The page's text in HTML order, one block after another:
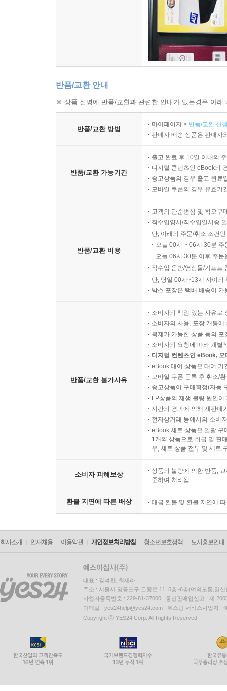
반품/교환 안내
※ 상품 설명에 반품/교환과 관련한 안내가 있는경우 아
반품/교환 방법
마이페이지 > 반품/교환 신
판매자 배송 상품은 판매자
반품/교환 가능기간
출고 완료 후 10일 이내의
디지털 콘텐츠인 eBook의
중고상품의 경우 출고 완료
모바일 쿠폰의 경우 유효기
반품/교환 비용
고객의 단순변심 및 착오구
직수입양서/직수입일서중
단, 아래의 주문/취소 조건
오늘 00시 ~ 06시 30분
오늘 06시 30분 이후 주
직수입 음반/영상물/기프트
단, 당일 00시~13시 사이의
박스 포장은 택배 배송이
반품/교환 불가사유
소비자의 책임 있는 사유로
소비자의 사용, 포장 개봉
복제가 가능한 상품 등의
소비자의 요청에 따라 개별
디지털 컨텐츠인 eBook,
eBook 대여 상품은 대여 기
모바일 쿠폰 등록 후 취소/
중고상품이 구매확정(자동
LP상품의 재생 불량 원인
시간의 경과에 의해 재판매
전자상거래 등에서의 소비
eBook 세트 상품은 일괄 구
1개의 상품으로 취급 및 판
우, 세트 상품 전부 및 세트
소비자 피해보상
상품의 불량에 의한 반품,
준하여 처리됨
환불 지연에 따른 배상 대금 환불 및 환불 지연에
회사소개 인재채용 이용약관 개인정보처리방침 청소년보호정책 도서홍보안내
대표 : 김석환, 최세라
주소 : 서울시 영등포구 은행로 11, 5층~6층(여의도동,일신
사업자등록번호 : 229-81-37000 통신판매업신고 : 제
이메일 : yes24help@yes24.com 호스팅 서비스사업자 :
Copyright ⓒ YES24 Corp. All Rights Reserved.